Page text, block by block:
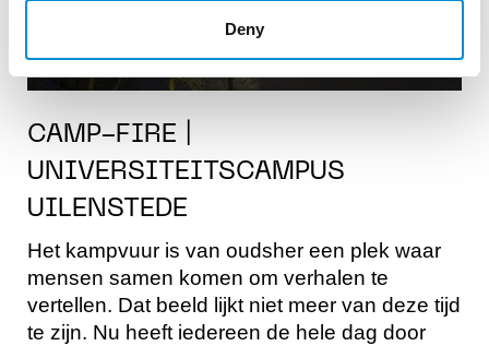
Deny
CAMP-FIRE |
UNIVERSITEITSCAMPUS
UILENSTEDE
Het kampvuur is van oudsher een plek waar
mensen samen komen om verhalen te
vertellen. Dat beeld lijkt niet meer van deze tijd
te zijn. Nu heeft iedereen de hele dag door